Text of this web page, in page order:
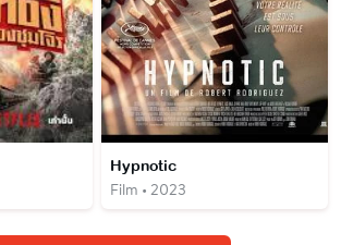
Hypnotic
Film • 2023